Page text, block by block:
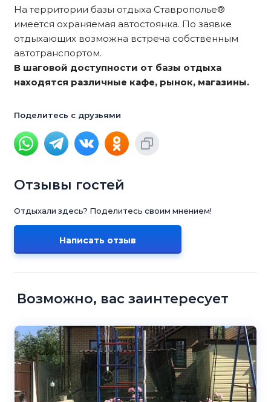
На территории базы отдыха Ставрополье®
имеется охраняемая автостоянка. По заявке
отдыхающих возможна встреча собственным
автотранспортом.
В шаговой доступности от базы отдыха
находятся различные кафе, рынок, магазины.
Поделитесь с друзьями
Отзывы гостей
Отдыхали здесь? Поделитесь своим мнением!
Написать отзыв
Возможно, вас заинтересует